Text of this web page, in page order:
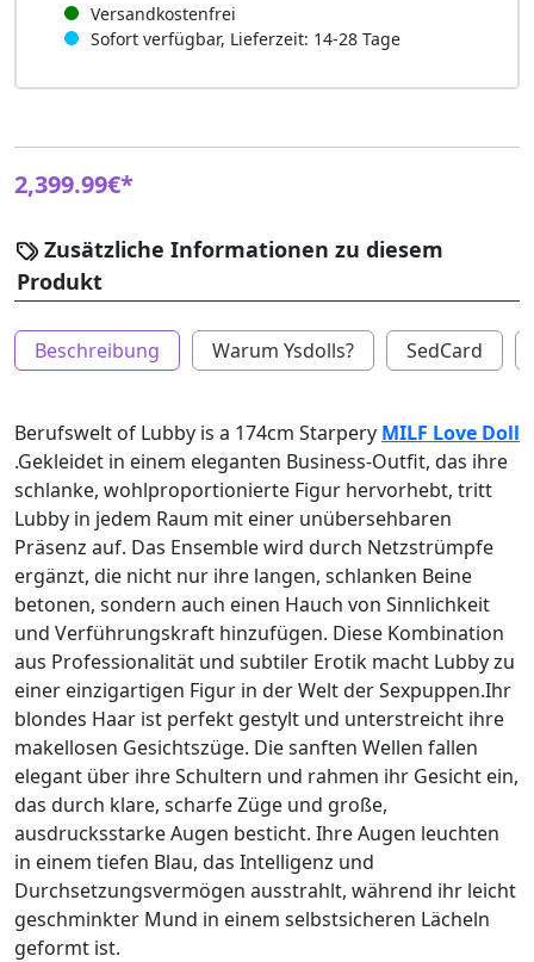
Versandkostenfrei
Sofort verfügbar, Lieferzeit: 14-28 Tage
2,399.99€*
Zusätzliche Informationen zu diesem
Produkt
Beschreibung Warum Ysdolls? SedCard
Berufswelt of Lubby is a 174cm Starpery MILF Love Doll
.Gekleidet in einem eleganten Business-Outfit, das ihre
schlanke, wohlproportionierte Figur hervorhebt, tritt
Lubby in jedem Raum mit einer unübersehbaren
Präsenz auf. Das Ensemble wird durch Netzstrümpfe
ergänzt, die nicht nur ihre langen, schlanken Beine
betonen, sondern auch einen Hauch von Sinnlichkeit
und Verführungskraft hinzufügen. Diese Kombination
aus Professionalität und subtiler Erotik macht Lubby zu
einer einzigartigen Figur in der Welt der Sexpuppen.Ihr
blondes Haar ist perfekt gestylt und unterstreicht ihre
makellosen Gesichtszüge. Die sanften Wellen fallen
elegant über ihre Schultern und rahmen ihr Gesicht ein,
das durch klare, scharfe Züge und große,
ausdrucksstarke Augen besticht. Ihre Augen leuchten
in einem tiefen Blau, das Intelligenz und
Durchsetzungsvermögen ausstrahlt, während ihr leicht
geschminkter Mund in einem selbstsicheren Lächeln
geformt ist.